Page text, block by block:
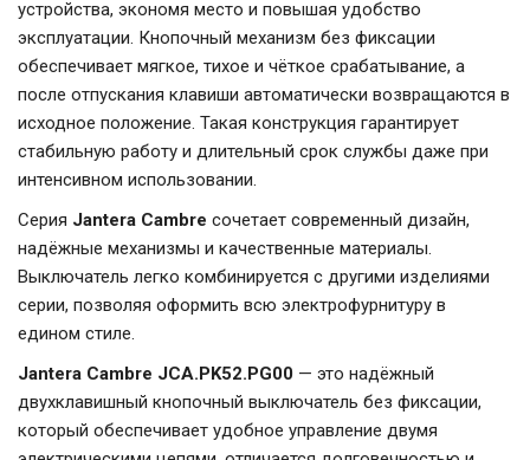
устройства, экономя место и повышая удобство
эксплуатации. Кнопочный механизм без фиксации
обеспечивает мягкое, тихое и чёткое срабатывание, а
после отпускания клавиши автоматически возвращаются в
исходное положение. Такая конструкция гарантирует
стабильную работу и длительный срок службы даже при
интенсивном использовании.
Серия Jantera Cambre сочетает современный дизайн,
надёжные механизмы и качественные материалы.
Выключатель легко комбинируется с другими изделиями
серии, позволяя оформить всю электрофурнитуру в
едином стиле.
Jantera Cambre JCA.PK52.PG00 — это надёжный
двухклавишный кнопочный выключатель без фиксации,
который обеспечивает удобное управление двумя